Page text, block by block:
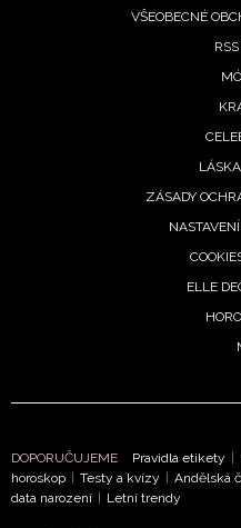
Přihlášením k
potvrzujete, že jste se
-
Vašimi údaji pracovat
vyhodnocení akce a
zpracováním údajů k
VŠEOBECNÉ
ZÁSADY
ELLE
DOPORUČUJEME Pravidla etikety |
horoskop | Testy a kvízy | Andělská
data narození | Letní trendy